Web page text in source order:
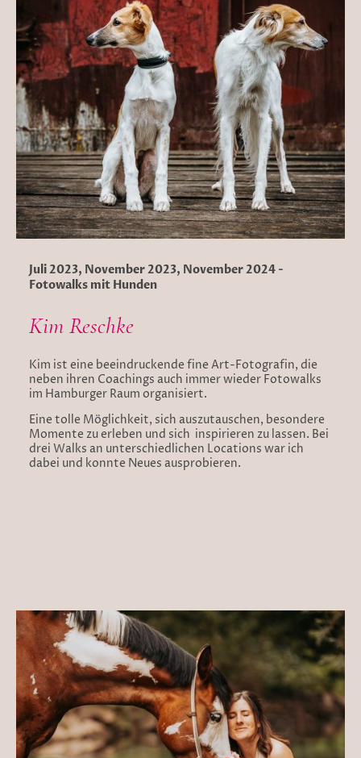
Juli 2023, November 2023, November 2024 -
Fotowalks mit Hunden
Kim Reschke
Kim ist eine beeindruckende fine Art-Fotografin, die
neben ihren Coachings auch immer wieder Fotowalks
im Hamburger Raum organisiert.
Eine tolle Möglichkeit, sich auszutauschen, besondere
Momente zu erleben und sich inspirieren zu lassen. Bei
drei Walks an unterschiedlichen Locations war ich
dabei und konnte Neues ausprobieren.